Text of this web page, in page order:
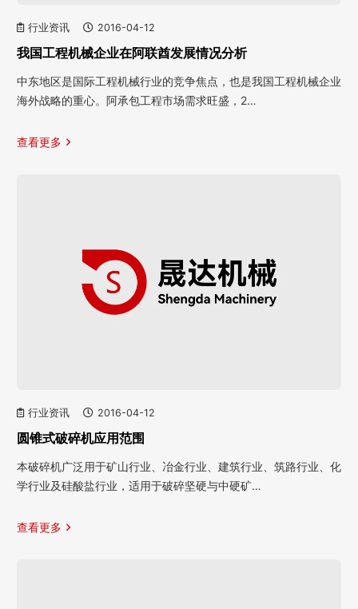
行业资讯 2016-04-12
我国工程机械企业在阿联酋发展情况分析
中东地区是国际工程机械行业的竞争焦点，也是我国工程机械企业
海外战略的重心。阿承包工程市场需求旺盛，2…
查看更多
行业资讯 2016-04-12
圆锥式破碎机应用范围
本破碎机广泛用于矿山行业、冶金行业、建筑行业、筑路行业、化
学行业及硅酸盐行业，适用于破碎坚硬与中硬矿…
查看更多